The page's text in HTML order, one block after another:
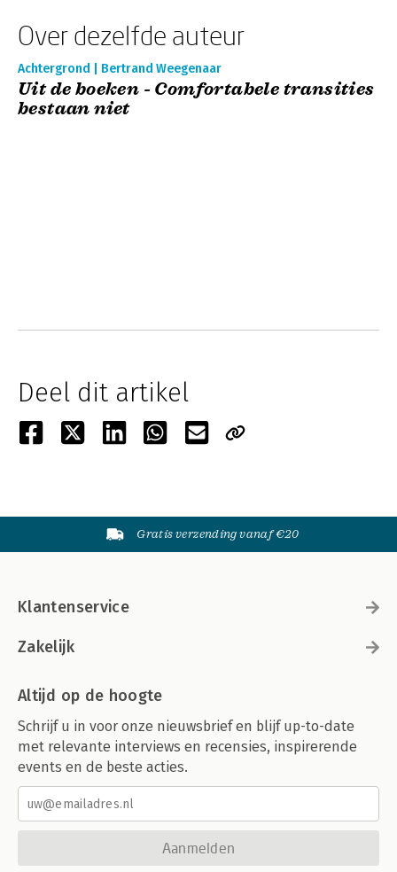
Over dezelfde auteur
Achtergrond | Bertrand Weegenaar
Uit de boeken - Comfortabele transities
bestaan niet
Deel dit artikel
Gratis verzending vanaf €20
Klantenservice
Zakelijk
Altijd op de hoogte
Schrijf u in voor onze nieuwsbrief en blijf up-to-date
met relevante interviews en recensies, inspirerende
events en de beste acties.
Aanmelden